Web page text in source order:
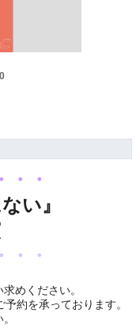
・・
い』
・・
めください。
約を承っております。